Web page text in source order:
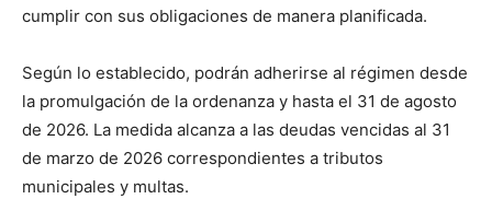
cumplir con sus obligaciones de manera planificada.
Según lo establecido, podrán adherirse al régimen desde
la promulgación de la ordenanza y hasta el 31 de agosto
de 2026. La medida alcanza a las deudas vencidas al 31
de marzo de 2026 correspondientes a tributos
municipales y multas.